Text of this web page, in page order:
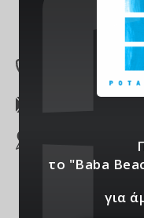
Ποταμός,
το "Baba
για